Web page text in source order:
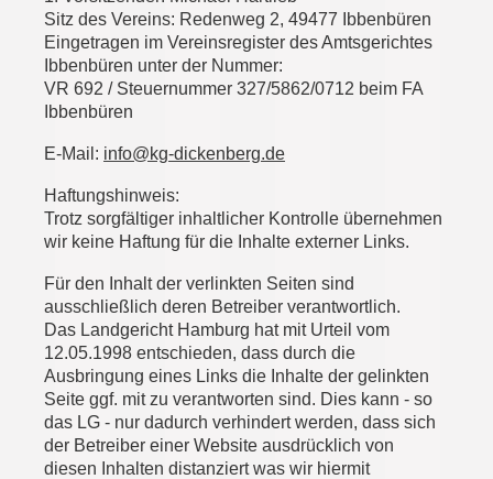
Sitz des Vereins: Redenweg 2, 49477 Ibbenbüren
Eingetragen im Vereinsregister des Amtsgerichtes
Ibbenbüren unter der Nummer:
VR 692 / Steuernummer 327/5862/0712 beim FA
Ibbenbüren
E-Mail: info@kg-dickenberg.de
Haftungshinweis:
Trotz sorgfältiger inhaltlicher Kontrolle übernehmen
wir keine Haftung für die Inhalte externer Links.
Für den Inhalt der verlinkten Seiten sind
ausschließlich deren Betreiber verantwortlich.
Das Landgericht Hamburg hat mit Urteil vom
12.05.1998 entschieden, dass durch die
Ausbringung eines Links die Inhalte der gelinkten
Seite ggf. mit zu verantworten sind. Dies kann - so
das LG - nur dadurch verhindert werden, dass sich
der Betreiber einer Website ausdrücklich von
diesen Inhalten distanziert was wir hiermit